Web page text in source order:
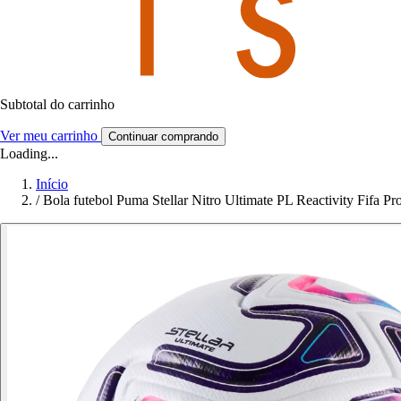
Subtotal do carrinho
Ver meu carrinho Continuar comprando
Loading...
Início
/ Bola futebol Puma Stellar Nitro Ultimate PL Reactivity Fifa